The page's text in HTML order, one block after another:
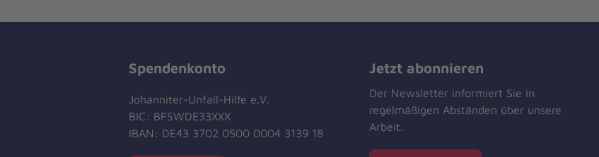
Spendenkonto
Johanniter-Unfall-Hilfe e.V.
BIC: BFSWDE33XXX
IBAN: DE43 3702 0500 0004 3139 18
Jetzt abonnieren
Der Newsletter informiert Sie in
regelmäßigen Abständen über unsere
Arbeit.